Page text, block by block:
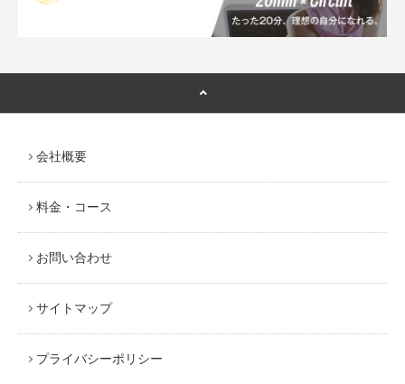
会社概要
料金・コース
お問い合わせ
サイトマップ
プライバシーポリシー